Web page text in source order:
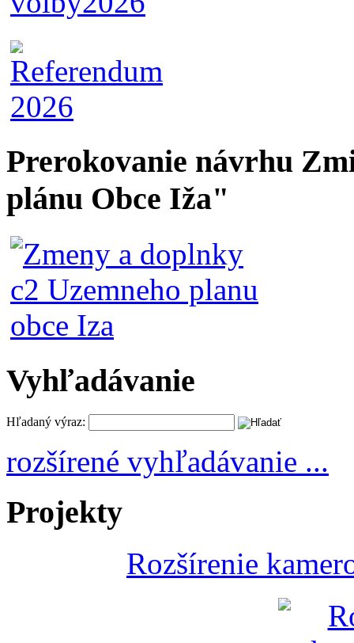
Prerokovanie návrhu
plánu Obce Iža"
Vyhľadávanie
Hľadaný výraz:
rozšírené vyhľadávanie ...
Projekty
Rozšírenie